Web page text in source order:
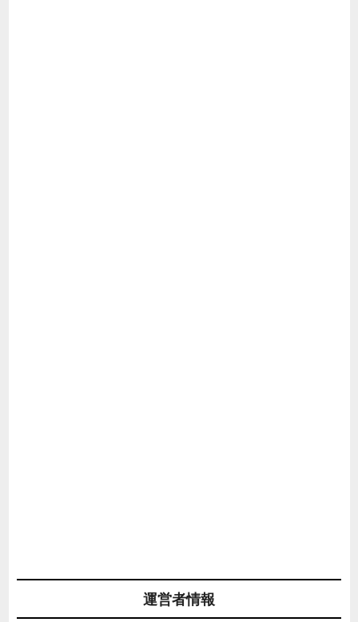
運営者情報